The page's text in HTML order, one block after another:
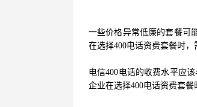
一些价格异常低廉的套餐可
在选择400电话资费套餐时
电信400电话的收费水平应
企业在选择400电话资费套